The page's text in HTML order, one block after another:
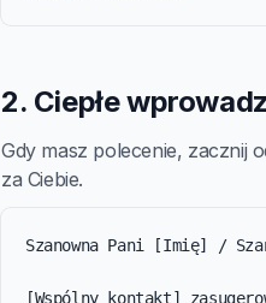
2. Ciepłe
Gdy masz polecenie, zacznij
za Ciebie.
Szanowna Pani [Imię] /
[Wspólny kontakt]